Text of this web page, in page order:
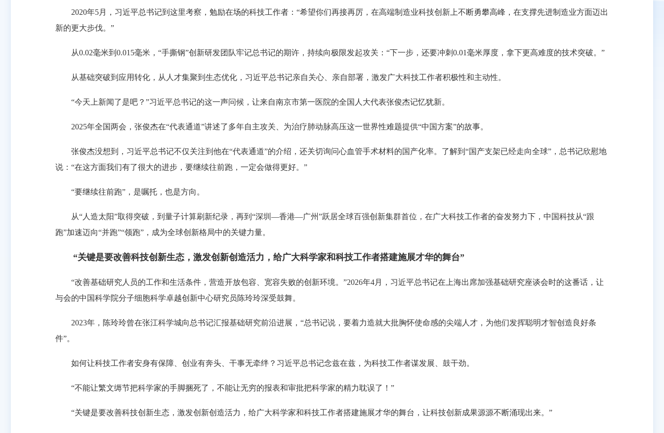
2020年5月，习近平总书记到这里考察，勉励在场的科技工作者：“希望你们再接再厉，在高端制造业科技创新上不断勇攀高峰，在支撑先进制造业方面迈出
新的更大步伐。”
从0.02毫米到0.015毫米，“手撕钢”创新研发团队牢记总书记的期许，持续向极限发起攻关：“下一步，还要冲刺0.01毫米厚度，拿下更高难度的技术突破。”
从基础突破到应用转化，从人才集聚到生态优化，习近平总书记亲自关心、亲自部署，激发广大科技工作者积极性和主动性。
“今天上新闻了是吧？”习近平总书记的这一声问候，让来自南京市第一医院的全国人大代表张俊杰记忆犹新。
2025年全国两会，张俊杰在“代表通道”讲述了多年自主攻关、为治疗肺动脉高压这一世界性难题提供“中国方案”的故事。
张俊杰没想到，习近平总书记不仅关注到他在“代表通道”的介绍，还关切询问心血管手术材料的国产化率。了解到“国产支架已经走向全球”，总书记欣慰地
说：“在这方面我们有了很大的进步，要继续往前跑，一定会做得更好。”
“要继续往前跑”，是嘱托，也是方向。
从“人造太阳”取得突破，到量子计算刷新纪录，再到“深圳—香港—广州”跃居全球百强创新集群首位，在广大科技工作者的奋发努力下，中国科技从“跟
跑”加速迈向“并跑”“领跑”，成为全球创新格局中的关键力量。
“关键是要改善科技创新生态，激发创新创造活力，给广大科学家和科技工作者搭建施展才华的舞台”
“改善基础研究人员的工作和生活条件，营造开放包容、宽容失败的创新环境。”2026年4月，习近平总书记在上海出席加强基础研究座谈会时的这番话，让
与会的中国科学院分子细胞科学卓越创新中心研究员陈玲玲深受鼓舞。
2023年，陈玲玲曾在张江科学城向总书记汇报基础研究前沿进展，“总书记说，要着力造就大批胸怀使命感的尖端人才，为他们发挥聪明才智创造良好条
件”。
如何让科技工作者安身有保障、创业有奔头、干事无牵绊？习近平总书记念兹在兹，为科技工作者谋发展、鼓干劲。
“不能让繁文缛节把科学家的手脚捆死了，不能让无穷的报表和审批把科学家的精力耽误了！”
“关键是要改善科技创新生态，激发创新创造活力，给广大科学家和科技工作者搭建施展才华的舞台，让科技创新成果源源不断涌现出来。”